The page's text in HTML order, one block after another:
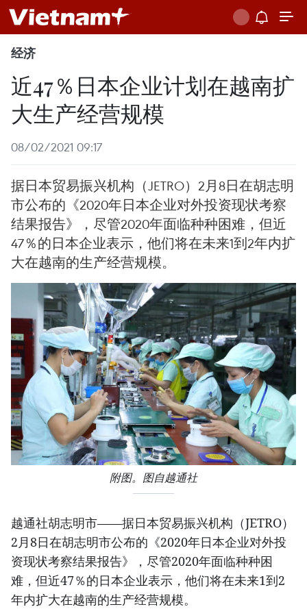
经济
近47％日本企业计划在越南扩
大生产经营规模
08/02/2021 09:17
据日本贸易振兴机构（JETRO）2月8日在胡志明
市公布的《2020年日本企业对外投资现状考察
结果报告》，尽管2020年面临种种困难，但近
47％的日本企业表示，他们将在未来1到2年内扩
大在越南的生产经营规模。
附图。图自越通社
越通社胡志明市——据日本贸易振兴机构（JETRO）
2月8日在胡志明市公布的《2020年日本企业对外投
资现状考察结果报告》，尽管2020年面临种种困
难，但近47％的日本企业表示，他们将在未来1到2
年内扩大在越南的生产经营规模。